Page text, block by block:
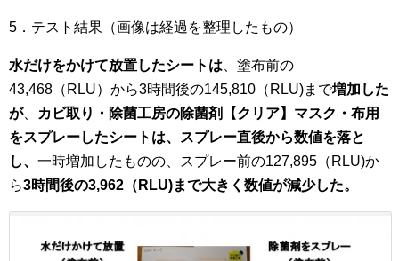
5．テスト結果（画像は経過を整理したもの）
水だけをかけて放置したシートは 、塗布前の
43,468（RLU）から3時間後の145,810（RLU)まで増加した
が、
カビ取り・除菌工房の除菌剤【クリア】マスク・布用
をスプレーしたシートは、スプレー直後から数値を落と
し、 一時増加したものの、スプレー前の127,895（RLU)か
ら3時間後の3,962（RLU)まで大きく数値が減少した。